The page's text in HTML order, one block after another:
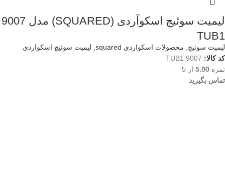
لیمیت سوئیچ اسکوآردی (SQUARED) مدل 9007
TUB1
لیمیت سوئیچ محصولات اسکواردی squared
لیمیت سوئیچ اسکواردی
کد کالا: 9007 TUB1
نمره 5.00 از 5
تماس بگیرید